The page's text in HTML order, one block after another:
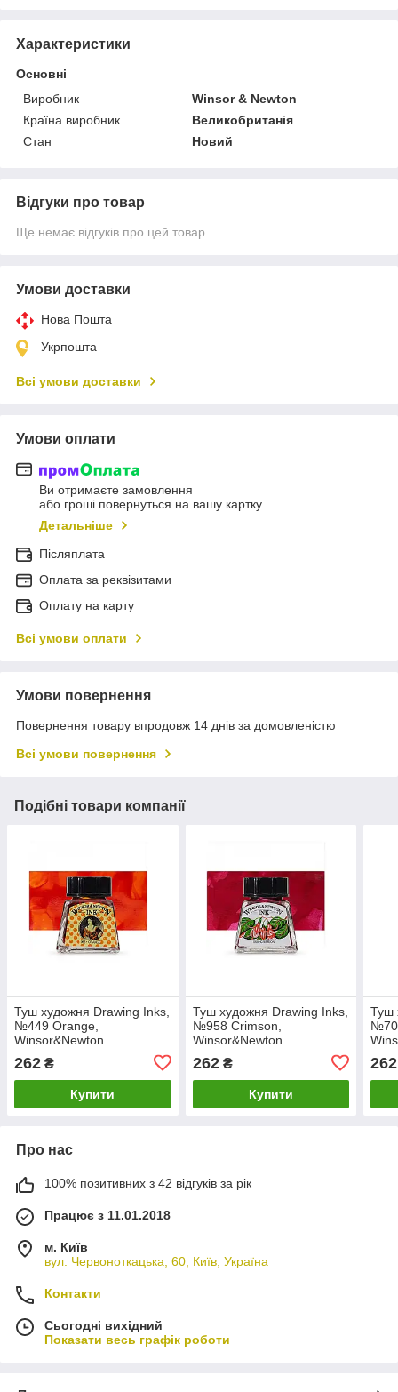
Характеристики
Основні
Виробник
Winsor & Newton
Країна виробник
Великобританія
Стан
Новий
Відгуки про товар
Ще немає відгуків про цей товар
Умови доставки
Нова Пошта
Укрпошта
Всі умови доставки
Умови оплати
Ви отримаєте замовлення
або гроші повернуться на вашу картку
Детальніше
Післяплата
Оплата за реквізитами
Оплату на карту
Всі умови оплати
Умови повернення
Повернення товару впродовж 14 днів за домовленістю
Всі умови повернення
Подібні товари компанії
Туш художня Drawing Inks,
№449 Orange,
Winsor&Newton
262 ₴
Купити
Туш художня Drawing Inks,
№958 Crimson,
Winsor&Newton
262₴
Купити
Туш
262
Про нас
100% позитивних з 42 відгуків за рік
Працює з 11.01.2018
м. Київ
вул. Червоноткацька, 60, Київ, Україна
Контакти
Сьогодні вихідний
Показати весь графік роботи